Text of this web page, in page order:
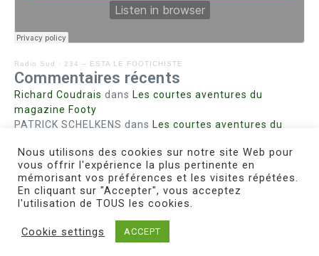
Radio Sud · 234 – ESTA LE FOOTICHISTE
Commentaires récents
Richard Coudrais dans Les courtes aventures du
magazine Footy
PATRICK SCHELKENS dans Les courtes aventures du
Bohn fabiennedans Intrigues sanglantes à Mulhouse
Steph. RUTA dansLust for Nice
MIRMANDdansPieds agiles et champignons
Copyright © 2026 Le Footichiste | Réalisé par
Nous utilisons des cookies sur notre site Web pour
vous offrir l'expérience la plus pertinente en
mémorisant vos préférences et les visites répétées.
En cliquant sur "Accepter", vous acceptez
l'utilisation de TOUS les cookies.
Cookie settings ACCEPT